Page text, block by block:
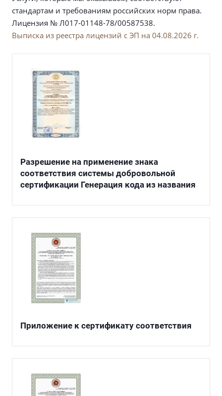
стандартам и требованиям российских норм права.
Лицензия № Л017-01148-78/00587538.
Выписка из реестра лицензий с ЭП на 04.08.2026 г.
Разрешение на применение знака
соответствия системы добровольной
сертификации Генерация кода из названия
Приложение к сертификату соответствия